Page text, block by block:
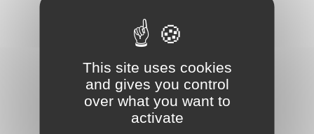
Nocturne / Béatrice
Balcou / Why Note & la
Générale
d’Expérimentation
> 20h et 22h Béatrice Balcou Untitled
Ceremony #07 Par le biais de
This site uses cookies
and gives you control
over what you want to
activate